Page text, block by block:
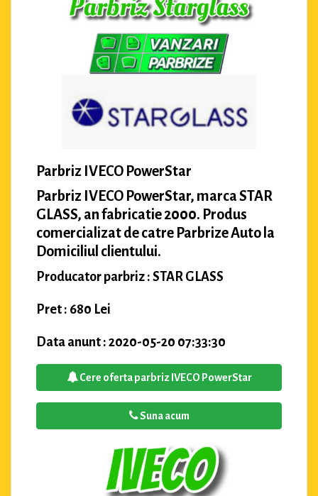
Parbriz IVECO PowerStar
Parbriz IVECO PowerStar, marca STAR
GLASS, an fabricatie 2000. Produs
comercializat de catre Parbrize Auto la
Domiciliul clientului.
Producator parbriz : STAR GLASS
Pret : 680 Lei
Data anunt : 2020-05-20 07:33:30
Cere oferta parbriz IVECO PowerStar
Suna acum